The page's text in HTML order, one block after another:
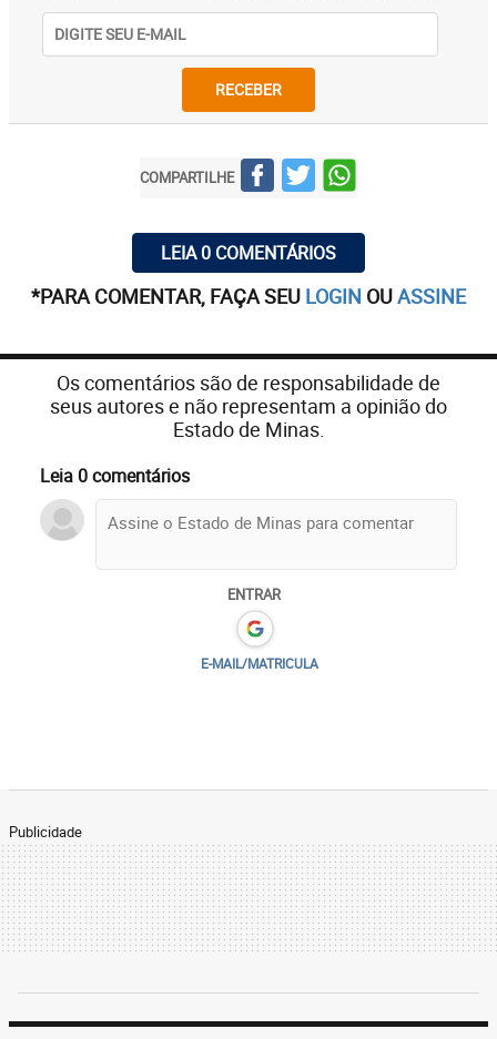
RECEBER
COMPARTILHE
LEIA 0 COMENTÁRIOS
*PARA COMENTAR, FAÇA SEU LOGIN OUASSINE
Os comentários são de responsabilidade de
seus autores e não representam a opinião do
Estado de Minas.
Leia 0 comentários
ENTRAR
E-MAIL/MATRICULA
Publicidade